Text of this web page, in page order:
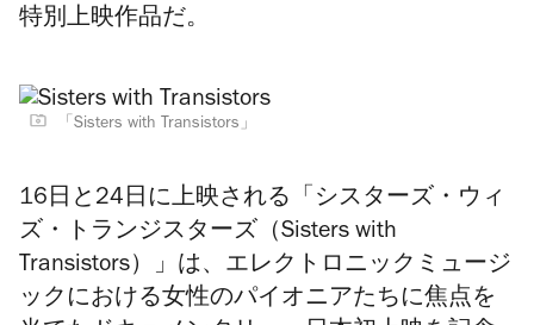
特別上映作品だ。
「Sisters with Transistors」
16日と24日に上映される「シスターズ・ウィ
ズ・トランジスターズ（Sisters with
Transistors）」は、エレクトロニックミュージ
ックにおける女性のパイオニアたちに焦点を